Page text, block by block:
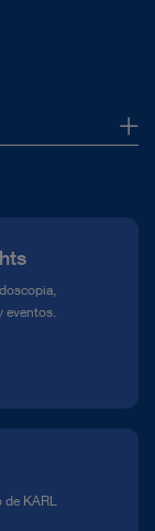
(Hotline)
eventos.
de KARL